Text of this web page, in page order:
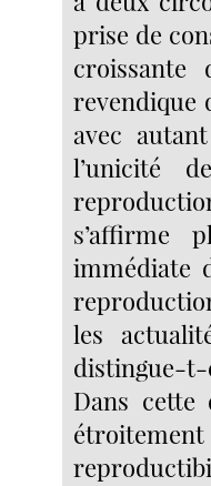
prise de
revendique
avec
l’unicité
s’affirme
immédiate
les
distingue-
Dans cette